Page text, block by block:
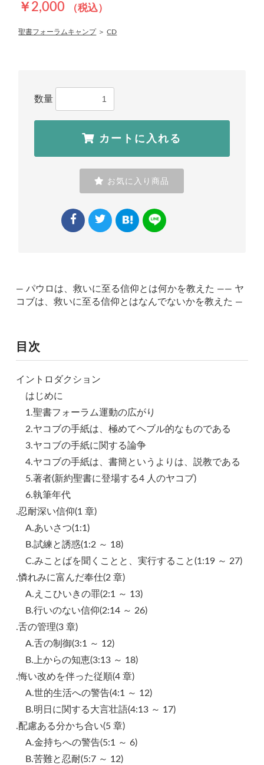
聖書フォーラムキャンプ ＞ CD
￥2,000 （税込）
数量
カートに入れる
お買い物を続ける
お気に入り商品
― パウロは、救いに至る信仰とは何かを教えた ―― ヤ
コブは、救いに至る信仰とはなんでないかを教えた ―
目次
イントロダクション
はじめに
1.聖書フォーラム運動の広がり
2.ヤコブの手紙は、極めてヘブル的なものである
3.ヤコブの手紙に関する論争
4.ヤコブの手紙は、書簡というよりは、説教である
5.著者(新約聖書に登場する4 人のヤコブ)
6.執筆年代
.忍耐深い信仰(1 章)
A.あいさつ(1:1)
B.試練と誘惑(1:2 ～ 18)
C.みことばを聞くことと、実行すること(1:19 ～ 27)
.憐れみに富んだ奉仕(2 章)
A.えこひいきの罪(2:1 ～ 13)
B.行いのない信仰(2:14 ～ 26)
.舌の管理(3 章)
A.舌の制御(3:1 ～ 12)
B.上からの知恵(3:13 ～ 18)
.悔い改めを伴った従順(4 章)
A.世的生活への警告(4:1 ～ 12)
B.明日に関する大言壮語(4:13 ～ 17)
.配慮ある分かち合い(5 章)
A.金持ちへの警告(5:1 ～ 6)
B.苦難と忍耐(5:7 ～ 12)